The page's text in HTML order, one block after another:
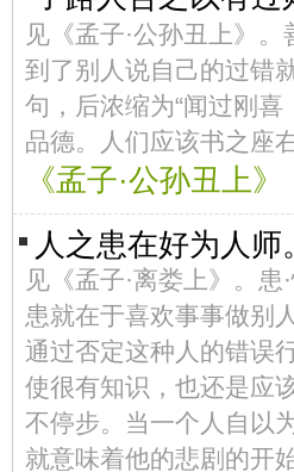
见《孟子·公孙丑上》
到了别人说自己的过错
句，后浓缩为“闻过刚
品德。人们应该书之座
《孟子·公孙丑上》
人之患在好为人师。
见《孟子·离娄上》。
患就在于喜欢事事做别
通过否定这种人的错误
使很有知识，也还是应
不停步。当一个人自以
就意味着他的悲剧的开